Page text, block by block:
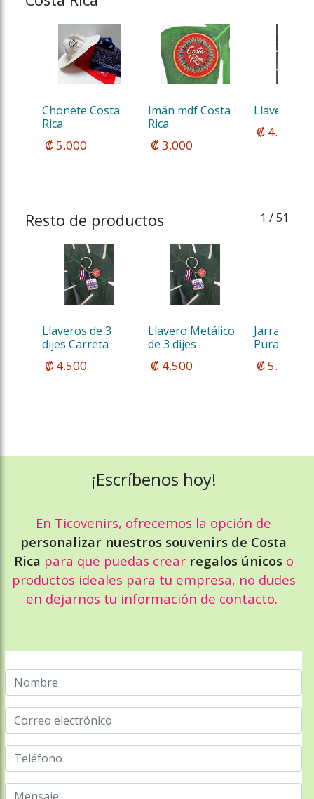
Chonete Costa
Rica
₡ 5.000
Imán mdf Costa
Rica
₡ 3.000
Llavero 3
₡ 4.500
Resto de productos 1 / 51
Llaveros de 3
dijes Carreta
₡ 4.500
Llavero Metálico
de 3 dijes
₡ 4.500
Jarra
Pura Vida 2
₡ 5.500
¡Escríbenos hoy!
En Ticovenirs, ofrecemos la opción de
personalizar nuestros souvenirs de Costa
Rica para que puedas crear regalos únicos o
productos ideales para tu empresa, no dudes
en dejarnos tu información de contacto.